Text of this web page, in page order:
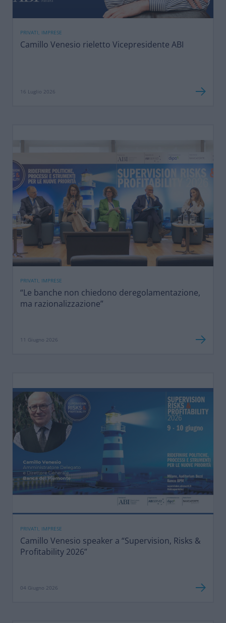
PRIVATI, IMPRESE
Camillo Venesio rieletto Vicepresidente ABI
16 Luglio 2026
PRIVATI, IMPRESE
“Le banche non chiedono deregolamentazione,
ma razionalizzazione”
11 Giugno 2026
PRIVATI, IMPRESE
Camillo Venesio speaker a “Supervision, Risks &
Profitability 2026”
04 Giugno 2026